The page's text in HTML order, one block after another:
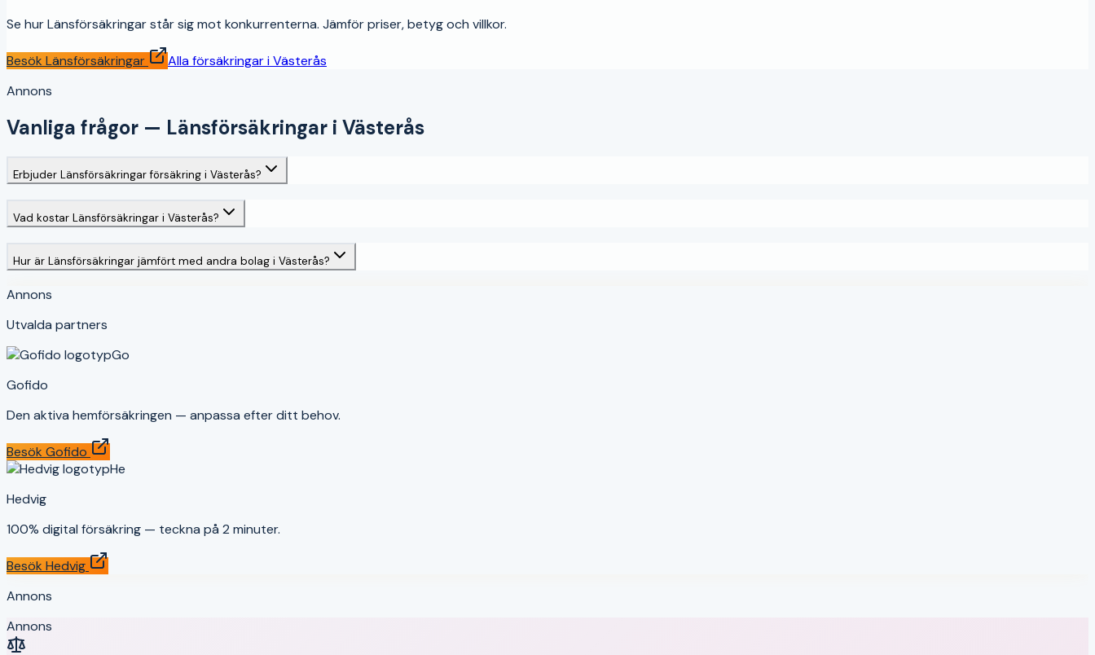
Se hurLänsförsäkringarstår sig mot konkurrenterna. Jämför priser, betyg och villkor.
Besök Länsförsäkringar Alla försäkringar iVästerås
Annons
Vanliga frågor — Länsförsäkringar i Västerås
Erbjuder Länsförsäkringar försäkring i Västerås?
Vad kostar Länsförsäkringar i Västerås?
Hur är Länsförsäkringar jämfört med andra bolag i Västerås?
Annons
Utvalda partners
Go
Gofido
Den aktiva hemförsäkringen — anpassa efter ditt behov.
Besök Gofido
He
Hedvig
100% digital försäkring — teckna på 2 minuter.
Besök Hedvig
Annons
Annons